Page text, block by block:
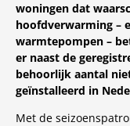
woningen dat
hoofdverwarming –
warmtepompen –
er naast de
behoorlijk aantal
geïnstalleerd in
Met de